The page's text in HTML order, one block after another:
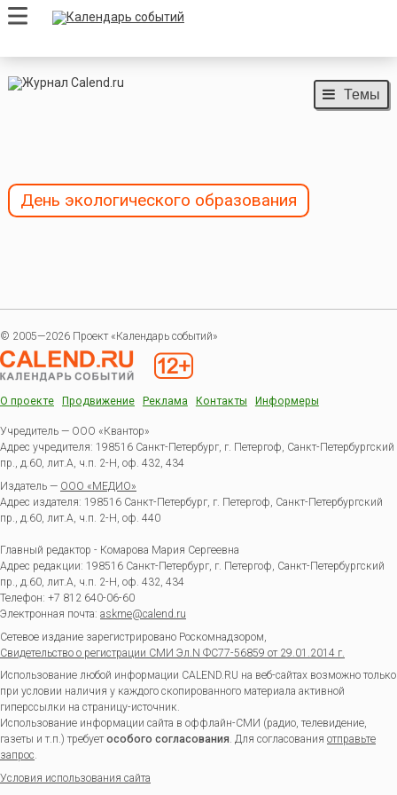
Темы
День экологического образования
© 2005—2026 Проект «Календарь событий»
О проекте Продвижение Реклама Контакты Информеры
Учредитель — ООО «Квантор»
Адрес учредителя: 198516 Санкт-Петербург, г. Петергоф, Санкт-Петербургский
пр., д.60, лит.А, ч.п. 2-Н, оф. 432, 434
Издатель — ООО «МЕДИО»
Адрес издателя: 198516 Санкт-Петербург, г. Петергоф, Санкт-Петербургский
пр., д.60, лит.А, ч.п. 2-Н, оф. 440
Главный редактор - Комарова Мария Сергеевна
Адрес редакции: 198516 Санкт-Петербург, г. Петергоф, Санкт-Петербургский
пр., д.60, лит.А, ч.п. 2-Н, оф. 432, 434
Телефон: +7 812 640-06-60
Электронная почта: askme@calend.ru
Сетевое издание зарегистрировано Роскомнадзором,
Свидетельство о регистрации СМИ Эл.N ФС77-56859 от 29.01.2014 г.
Использование любой информации CALEND.RU на веб-сайтах возможно только
при условии наличия у каждого скопированного материала активной
гиперссылки на страницу-источник.
Использование информации сайта в оффлайн-СМИ (радио, телевидение,
газеты и т.п.) требуетособого согласования. Для согласования отправьте
запрос.
Условия использования сайта